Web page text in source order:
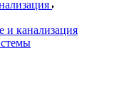
и канализация